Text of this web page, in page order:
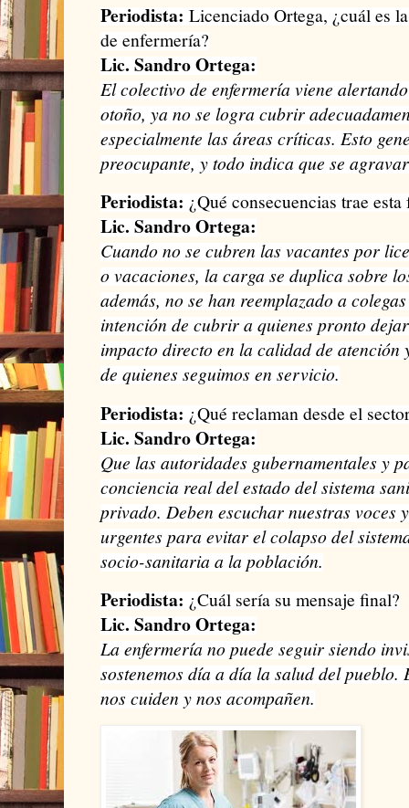
Periodista: Licenciado Ortega, ¿cuál es
de enfermería?
Lic. Sandro Ortega:
El colectivo de enfermería viene
otoño, ya no se logra cubrir
especialmente las áreas críticas. Esto
preocupante, y todo indica que se
Periodista: ¿Qué consecuencias trae
Lic. Sandro Ortega:
Cuando no se cubren las vacantes por
o vacaciones, la carga se duplica sobre
además, no se han reemplazado a
intención de cubrir a quienes pronto
impacto directo en la calidad de atención
de quienes seguimos en servicio.
Periodista: ¿Qué reclaman desde el
Lic. Sandro Ortega:
Que las autoridades gubernamentales y
conciencia real del estado del sistema
privado. Deben escuchar nuestras voces
urgentes para evitar el colapso del
socio-sanitaria a la población.
Periodista: ¿Cuál sería su mensaje final?
Lic. Sandro Ortega:
La enfermería no puede seguir siendo
sostenemos día a día la salud del pueblo.
nos cuiden y nos acompañen.